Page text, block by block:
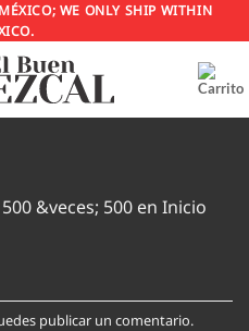
WE ONLY SHIP WITHIN
500 &veces; 500 en Inicio
publicar un comentario.